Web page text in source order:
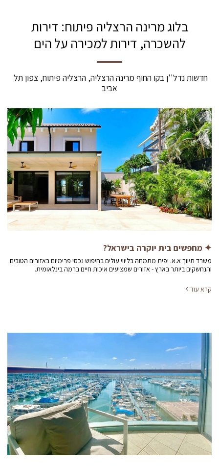
בלוג מרינה הרצליה פיתוח: דירות
להשכרה, דירות למכירה על הים
חדשות נדל''ן בקו החוף מרינה הרצליה, הרצליה פיתוח, צפון תל
אביב
✦ מחפשים בית יוקרה בישראל?
משרד תיווך א.א. יפית מתמחה בליווי עולים בחיפוש נכסי פרימיום באזורים הטובים
והנחשקים ביותר בארץ - אזורים שמציעים איכות חיים ברמה בינלאומית.
קרא עוד